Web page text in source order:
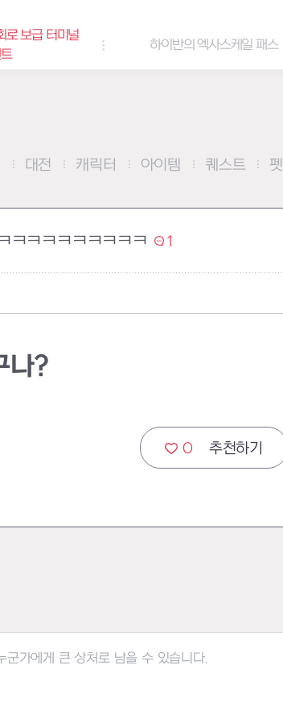
로 보급 터미널
하이반의 엑사스케일 패스
대전 캐릭터 아이템 퀘스트 펫
ㅋㅋㅋㅋㅋㅋㅋ 1
나?
0 추천하기